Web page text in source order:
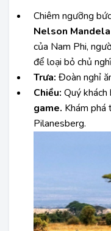
Chiêm ngưỡng
Nelson Mandela
của Nam Phi,
để loại bỏ chủ
Trưa: Đoàn nghỉ
Chiều: Quý
game. Khám phá
Pilanesberg.